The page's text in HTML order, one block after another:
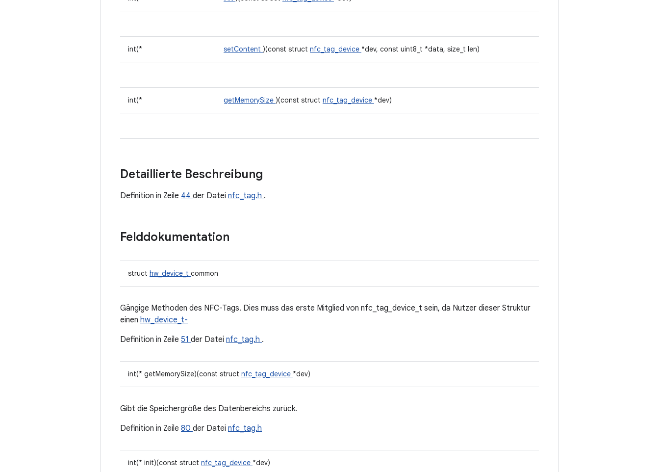
int(* setContent )(const struct nfc_tag_device *dev, const uint8_t *data, size_t len)
int(* getMemorySize )(const struct nfc_tag_device *dev)
Detaillierte Beschreibung
Definition in Zeile 44 der Datei nfc_tag.h .
Felddokumentation
struct hw_device_t common
Gängige Methoden des NFC-Tags. Dies muss das erste Mitglied von nfc_tag_device_t sein, da Nutzer dieser Struktur
einen hw_device_t-
Definition in Zeile 51 der Datei nfc_tag.h .
int(* getMemorySize)(const struct nfc_tag_device *dev)
Gibt die Speichergröße des Datenbereichs zurück.
Definition in Zeile 80 der Datei nfc_tag.h
int(* init)(const struct nfc_tag_device *dev)